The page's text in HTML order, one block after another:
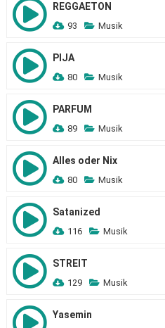
REGGAETON
93 Musik
PIJA
80 Musik
PARFUM
89 Musik
Alles oder Nix
80 Musik
Satanized
116 Musik
STREIT
129 Musik
Yasemin